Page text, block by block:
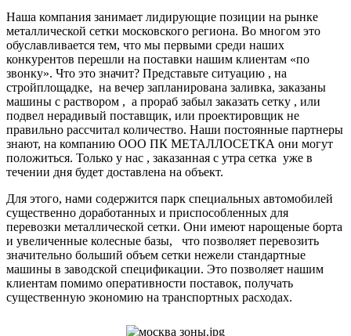
Наша компания занимает лидирующие позиции на рынке
металлической сетки московского региона. Во многом это
обуславливается тем, что мы первыми среди наших
конкурентов перешли на поставки нашим клиентам «по
звонку». Что это значит? Представьте ситуацию , на
стройплощадке, на вечер запланирована заливка, заказаны
машины с раствором , а прораб забыл заказать сетку , или
подвел нерадивый поставщик, или проектировщик не
правильно рассчитал количество. Наши постоянные партнеры
знают, на компанию ООО ПК МЕТАЛЛОСЕТКА они могут
положиться. Только у нас , заказанная с утра сетка уже в
течении дня будет доставлена на объект.
Для этого, нами содержится парк специальных автомобилей
существенно доработанных и приспособленных для
перевозки металлической сетки. Они имеют нарощеные борта
и увеличенные колесные базы, что позволяет перевозить
значительно больший объем сетки нежели стандартные
машины в заводской спецификации. Это позволяет нашим
клиентам помимо оперативности поставок, получать
существенную экономию на транспортных расходах.